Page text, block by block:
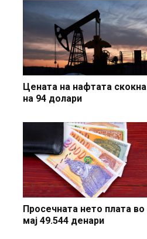
Цената на нафтата скокна
на 94 долари
Просечната нето плата во
мај 49.544 денари